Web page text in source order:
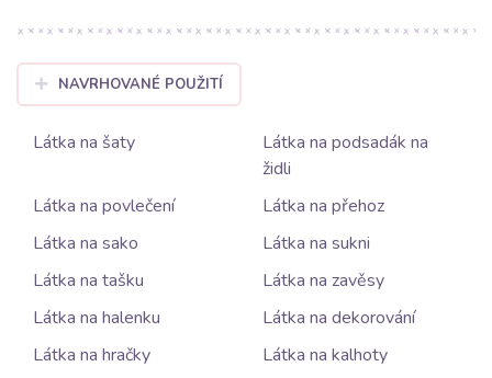
NAVRHOVANÉ POUŽITÍ
Látka na šaty
Látka na podsadák na
židli
Látka na povlečení
Látka na přehoz
Látka na sako
Látka na sukni
Látka na tašku
Látka na zavěsy
Látka na halenku
Látka na dekorování
Látka na hračky
Látka na kalhoty